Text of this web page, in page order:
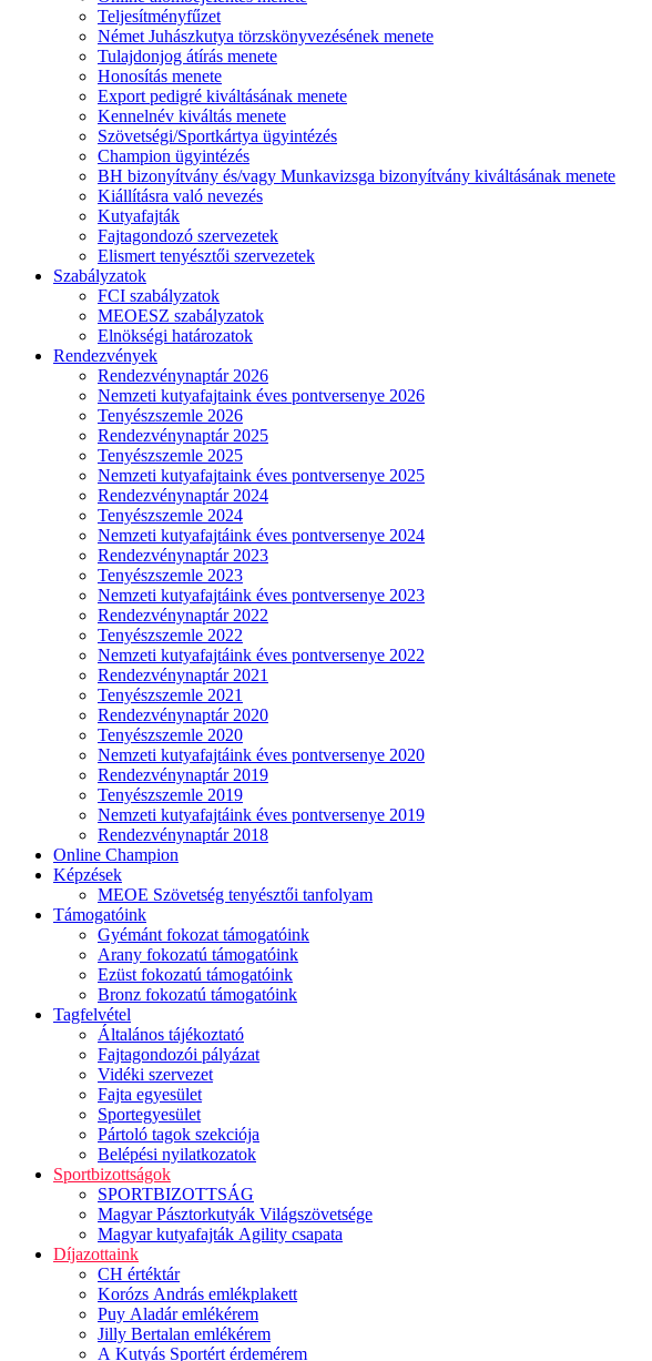
Teljesítményfűzet
Német Juhászkutya törzskönyvezésének menete
Tulajdonjog átírás menete
Honosítás menete
Export pedigré kiváltásának menete
Kennelnév kiváltás menete
Szövetségi/Sportkártya ügyintézés
Champion ügyintézés
BH bizonyítvány és/vagy Munkavizsga bizonyítvány kiváltásának menete
Kiállításra való nevezés
Kutyafajták
Fajtagondozó szervezetek
Elismert tenyésztői szervezetek
Szabályzatok
FCI szabályzatok
MEOESZ szabályzatok
Elnökségi határozatok
Rendezvények
Rendezvénynaptár 2026
Nemzeti kutyafajtaink éves pontversenye 2026
Tenyészszemle 2026
Rendezvénynaptár 2025
Tenyészszemle 2025
Nemzeti kutyafajtaink éves pontversenye 2025
Rendezvénynaptár 2024
Tenyészszemle 2024
Nemzeti kutyafajtáink éves pontversenye 2024
Rendezvénynaptár 2023
Tenyészszemle 2023
Nemzeti kutyafajtáink éves pontversenye 2023
Rendezvénynaptár 2022
Tenyészszemle 2022
Nemzeti kutyafajtáink éves pontversenye 2022
Rendezvénynaptár 2021
Tenyészszemle 2021
Rendezvénynaptár 2020
Tenyészszemle 2020
Nemzeti kutyafajtáink éves pontversenye 2020
Rendezvénynaptár 2019
Tenyészszemle 2019
Nemzeti kutyafajtáink éves pontversenye 2019
Rendezvénynaptár 2018
Online Champion
Képzések
MEOE Szövetség tenyésztői tanfolyam
Támogatóink
Gyémánt fokozat támogatóink
Arany fokozatú támogatóink
Ezüst fokozatú támogatóink
Bronz fokozatú támogatóink
Tagfelvétel
Általános tájékoztató
Fajtagondozói pályázat
Vidéki szervezet
Fajta egyesület
Sportegyesület
Pártoló tagok szekciója
Belépési nyilatkozatok
Sportbizottságok
SPORTBIZOTTSÁG
Magyar Pásztorkutyák Világszövetsége
Magyar kutyafajták Agility csapata
Díjazottaink
CH értéktár
Korózs András emlékplakett
Puy Aladár emlékérem
Jilly Bertalan emlékérem
A Kutyás Sportért érdemérem